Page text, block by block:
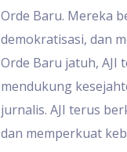
Orde Baru. Mereka
demokratisasi, dan
Orde Baru jatuh, AJI
mendukung
jurnalis. AJI terus
dan memperkuat